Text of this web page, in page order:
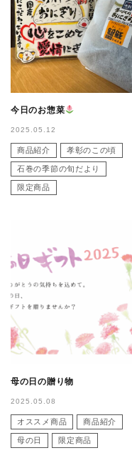
今日のお惣菜
2025.05.12
商品紹介 孝彰のこの頃
石巻の季節の旬だより
限定商品
母の日の贈り物
2025.05.08
オススメ商品 商品紹介
母の日 限定商品